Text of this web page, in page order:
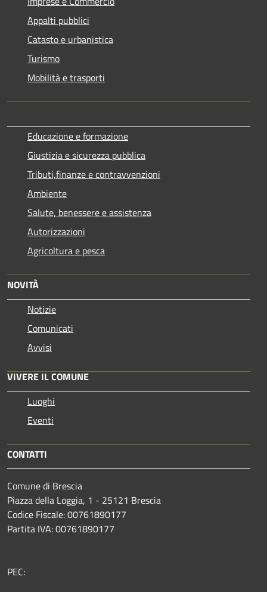
Appalti pubblici
Catasto e urbanistica
Turismo
Mobilità e trasporti
Educazione e formazione
Giustizia e sicurezza pubblica
Tributi,finanze e contravvenzioni
Ambiente
Salute, benessere e assistenza
Autorizzazioni
Agricoltura e pesca
NOVITÀ
Notizie
Comunicati
Avvisi
VIVERE IL COMUNE
Luoghi
Eventi
CONTATTI
Comune di Brescia
Piazza della Loggia, 1 - 25121 Brescia
Codice Fiscale: 00761890177
Partita IVA: 00761890177
PEC: